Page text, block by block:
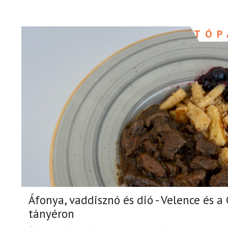
Áfonya, vaddisznó és dió - Velence és
tányéron